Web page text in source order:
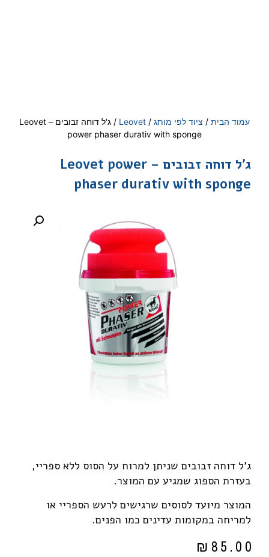
עמוד הבית / ציוד לפי מותג /
Leovet
/ ג'ל דוחה זבובים – Leovet
power phaser durativ with sponge
ג'ל דוחה זבובים – Leovet power
phaser durativ with sponge
ג'ל דוחה זבובים שניתן למרוח על הסוס ללא ספריי,
בעזרת הספוג שמגיע עם המוצר.
המוצר מיועד לסוסים שרגישים לרעש הספריי או
למריחה במקומות עדינים כמו הפנים.
₪ 85.00